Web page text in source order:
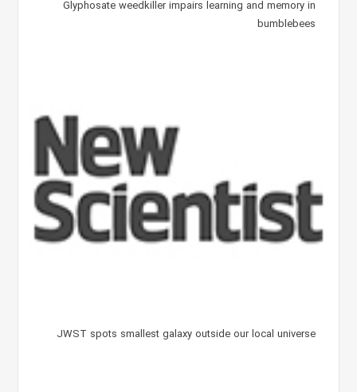
Glyphosate weedkiller impairs learning and memory in
bumblebees
JWST spots smallest galaxy outside our local universe